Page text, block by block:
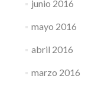
junio 2016
mayo 2016
abril 2016
marzo 2016